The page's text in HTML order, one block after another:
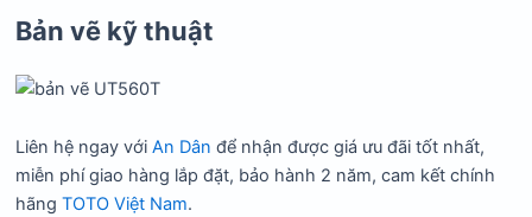
Bản vẽ kỹ thuật
Liên hệ ngay vớiAn Dân để nhận được giá ưu đãi tốt nhất,
miễn phí giao hàng lắp đặt, bảo hành 2 năm, cam kết chính
hãngTOTO Việt Nam.